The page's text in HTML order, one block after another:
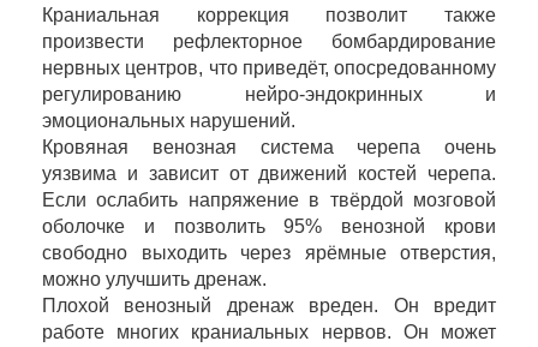
Краниальная коррекция позволит также
произвести рефлекторное бомбардирование
нервных центров, что приведёт, опосредованному
регулированию нейро-эндокринных и
эмоциональных нарушений.
Кровяная венозная система черепа очень
уязвима и зависит от движений костей черепа.
Если ослабить напряжение в твёрдой мозговой
оболочке и позволить 95% венозной крови
свободно выходить через ярёмные отверстия,
можно улучшить дренаж.
Плохой венозный дренаж вреден. Он вредит
работе многих краниальных нервов. Он может